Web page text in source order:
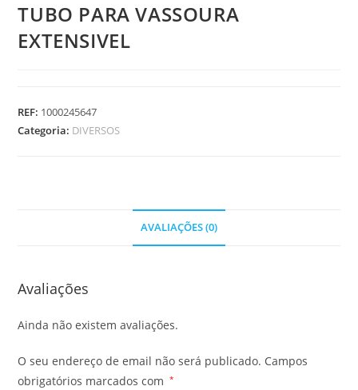
TUBO PARA VASSOURA
EXTENSIVEL
REF: 1000245647
Categoria: DIVERSOS
AVALIAÇÕES (0)
Avaliações
Ainda não existem avaliações.
O seu endereço de email não será publicado. Campos
obrigatórios marcados com
*